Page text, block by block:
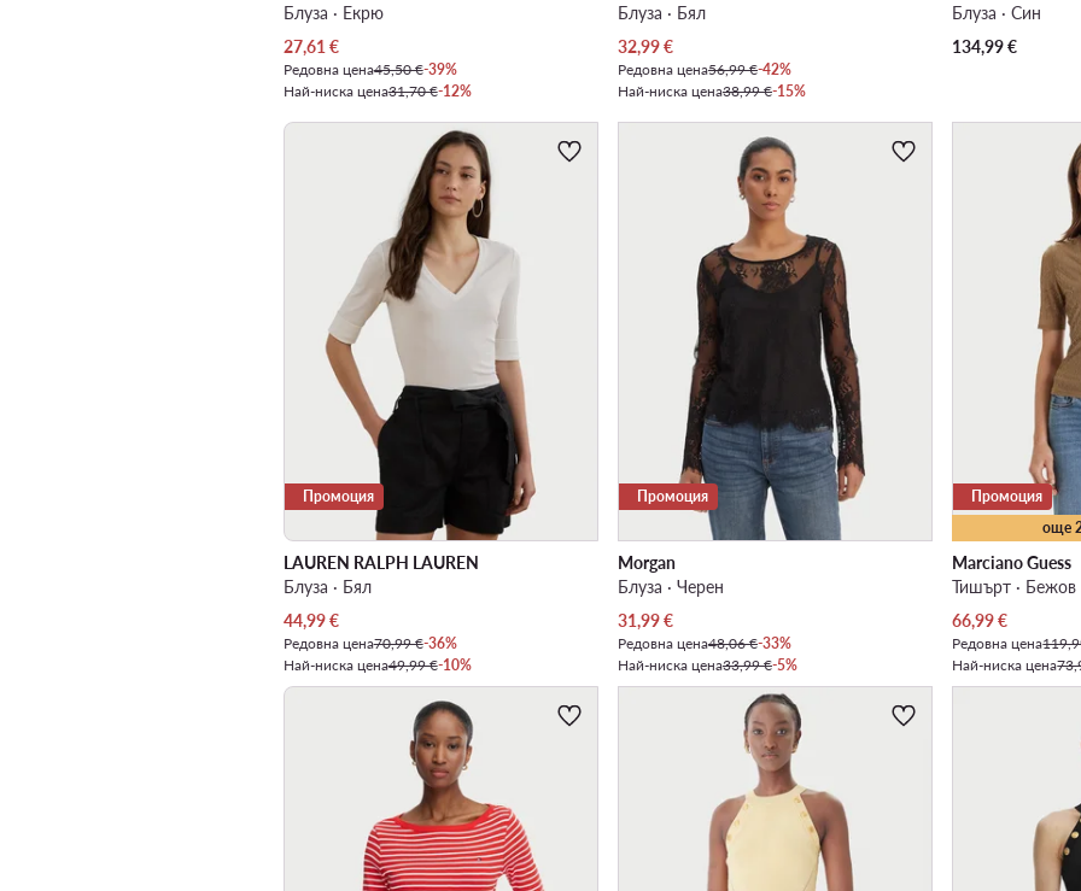
Блуза · Екрю
Актуална цена
27,61 €
Редовна цена45,50 €-39%
Най-ниска цена31,70 €-12%
Блуза · Бял
Актуална цена
32,99€
Редовна цена56,99 €-42%
Най-ниска цена38,99 €-15%
Блуза · Син
134,99€
Промоция
LAUREN RALPH LAUREN
Блуза · Бял
Актуална цена
44,99€
Редовна цена70,99 €-36%
Най-ниска цена49,99 €-10%
Промоция
Morgan
Блуза · Черен
Актуална цена
31,99€
Редовна цена48,06 €-33%
Най-ниска цена33,99 €-5%
още
Промоция
Marciano Guess
Тишърт · Бежов
Актуална цена
66,99€
Редовна цена
Най-ниска цена